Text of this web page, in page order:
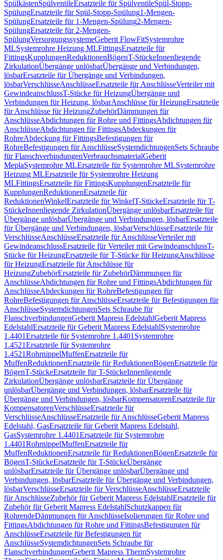
SpülkästenSpülventileErsatzteile für SpülventileSpül-Stopp-
SpülungErsatzteile für Spül-Stopp-Spülung1-Mengen-
SpülungErsatzteile für 1-Mengen-Spülung2-Mengen-
SpülungErsatzteile für 2-Mengen-
SpülungVersorgungssystemeGeberit FlowFitSystemrohre
MLSystemrohre Heizung MLFittingsErsatzteile für
FittingsKupplungenReduktionenBögenT-StückeInnenliegende
ZirkulationÜbergänge unlösbarÜbergänge und Verbindungen,
lösbarErsatzteile für Übergänge und Verbindungen,
lösbarVerschlüsseAnschlüsseErsatzteile für AnschlüsseVerteiler mit
GewindeanschlussT-Stücke für HeizungÜbergänge und
Verbindungen für Heizung, lösbarAnschlüsse für HeizungErsatzteile
für Anschlüsse für HeizungZubehörDämmungen für
AnschlüsseAbdichtungen für Rohre und FittingsAbdichtungen für
AnschlüsseAbdichtungen für FittingsAbdeckungen für
RohreAbdeckung für FittingsBefestigungen für
RohreBefestigungen für AnschlüsseSystemdichtungenSets Schraube
für FlanschverbindungenVerbrauchsmaterialGeberit
MeplaSystemrohre MLErsatzteile für Systemrohre MLSystemrohre
Heizung MLErsatzteile für Systemrohre Heizung
MLFittingsErsatzteile für FittingsKupplungenErsatzteile für
KupplungenReduktionenErsatzteile für
ReduktionenWinkelErsatzteile für WinkelT-StückeErsatzteile für T-
StückeInnenliegende ZirkulationÜbergänge unlösbarErsatzteile für
Übergänge unlösbarÜbergänge und Verbindungen, lösbarErsatzteile
für Übergänge und Verbindungen, lösbarVerschlüsseErsatzteile für
VerschlüsseAnschlüsseErsatzteile für AnschlüsseVerteiler mit
GewindeanschlussErsatzteile für Verteiler mit GewindeanschlussT-
Stücke für HeizungErsatzteile für T-Stücke für HeizungAnschlüsse
für HeizungErsatzteile für Anschlüsse für
HeizungZubehörErsatzteile für ZubehörDämmungen für
AnschlüsseAbdichtungen für Rohre und FittingsAbdichtungen für
AnschlüsseAbdeckungen für RohreBefestigungen für
RohreBefestigungen für AnschlüsseErsatzteile für Befestigungen für
AnschlüsseSystemdichtungenSets Schraube für
FlanschverbindungenGeberit Mapress EdelstahlGeberit Mapress
EdelstahlErsatzteile für Geberit Mapress EdelstahlSystemrohre
1.4401Ersatzteile für Systemrohre 1.4401 Systemrohre
1.4521Ersatzteile für Systemrohre
1.4521RohrnippelMuffenErsatzteile für
MuffenReduktionenErsatzteile für ReduktionenBögenErsatzteile für
BögenT-StückeErsatzteile für T-StückeInnenliegende
ZirkulationÜbergänge unlösbarErsatzteile für Übergänge
unlösbarÜbergänge und Verbindungen, lösbarErsatzteile für
Übergänge und Verbindungen, lösbarKompensatorenErsatzteile für
KompensatorenVerschlüsseErsatzteile für
VerschlüsseAnschlüsseErsatzteile für AnschlüsseGeberit Mapress
Edelstahl, GasErsatzteile für Geberit Mapress Edelstahl,
GasSystemrohre 1.4401Ersatzteile für Systemrohre
1.4401RohrnippelMuffenErsatzteile für
MuffenReduktionenErsatzteile für ReduktionenBögenErsatzteile für
BögenT-StückeErsatzteile für T-StückeÜbergänge
unlösbarErsatzteile für Übergänge unlösbarÜbergänge und
Verbindungen, lösbarErsatzteile für Übergänge und Verbindungen,
lösbarVerschlüsseErsatzteile für VerschlüsseAnschlüsseErsatzteile
für AnschlüsseZubehör für Geberit Mapress EdelstahlErsatzteile für
Zubehör für Geberit Mapress EdelstahlSchutzkappen für
RohrendeDämmungen für AnschlüsseIsolierungen für Rohre und
FittingsAbdichtungen für Rohre und FittingsBefestigungen für
AnschlüsseErsatzteile für Befestigungen für
AnschlüsseSystemdichtungenSets Schraube für
FlanschverbindungenGeberit Mapress ThermSystemrohre